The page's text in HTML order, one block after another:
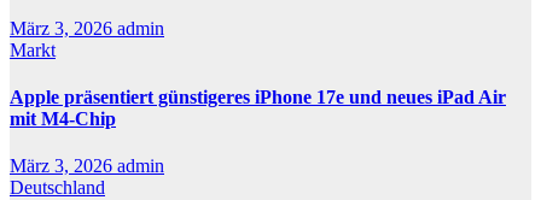
März 3, 2026 admin
Markt
Apple präsentiert günstigeres iPhone 17e und neues iPad Air
mit M4-Chip
März 3, 2026 admin
Deutschland